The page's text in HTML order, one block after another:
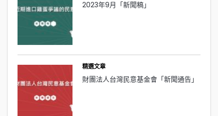
2023年9月「新聞稿」
精選文章
財團法人台灣民意基金會「新聞通告」